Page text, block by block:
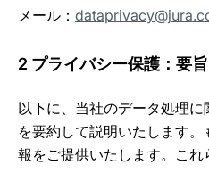
メール：
2 プライバシー保護：要旨
以下に、当社のデータ処理
を要約して説明いたします
報をご提供いたします。これ